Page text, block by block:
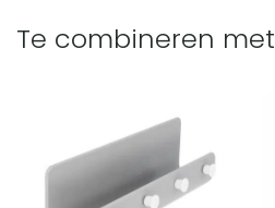
Te combineren met